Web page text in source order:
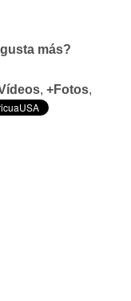
gusta más?
, +Fotos,